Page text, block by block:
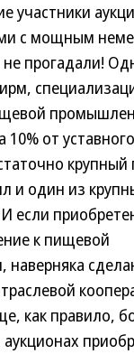
участники
с мощным
прогадали!
от
крупный
и один из
если
к пищевой
как правило,